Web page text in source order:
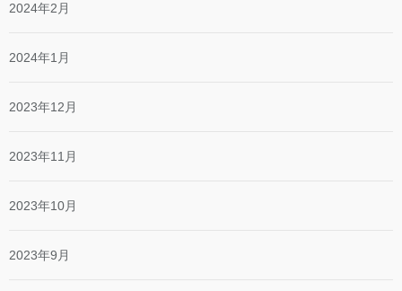
2024年2月
2024年1月
2023年12月
2023年11月
2023年10月
2023年9月